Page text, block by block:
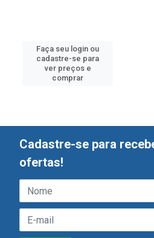
Faça seu login ou
cadastre-se para
ver preços e
comprar
Cadastre-se para
ofertas!